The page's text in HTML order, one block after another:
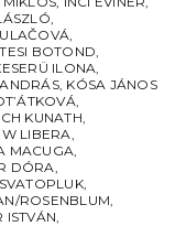
,
,
BOTOND,
ILONA,
, KÓSA JÁNOS
,
KUNATH,
LIBERA,
MACUGA,
DÓRA,
,
ROSENBLUM,
ISTVÁN,